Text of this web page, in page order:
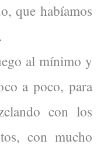
que habíamos
al mínimo y
a poco, para
con los
con mucho